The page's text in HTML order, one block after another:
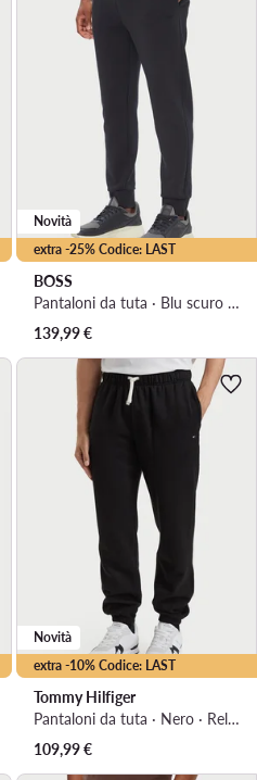
extra -25% Codice: LAST
Novità
BOSS
Pantaloni da tuta · Blu scuro · Regular Fit
139,99€
extra -10% Codice: LAST
Novità
Tommy Hilfiger
Pantaloni da tuta · Nero · Relaxed Fit
109,99€